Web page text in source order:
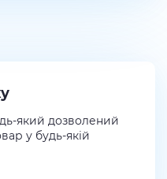
який дозволений
у будь-якій